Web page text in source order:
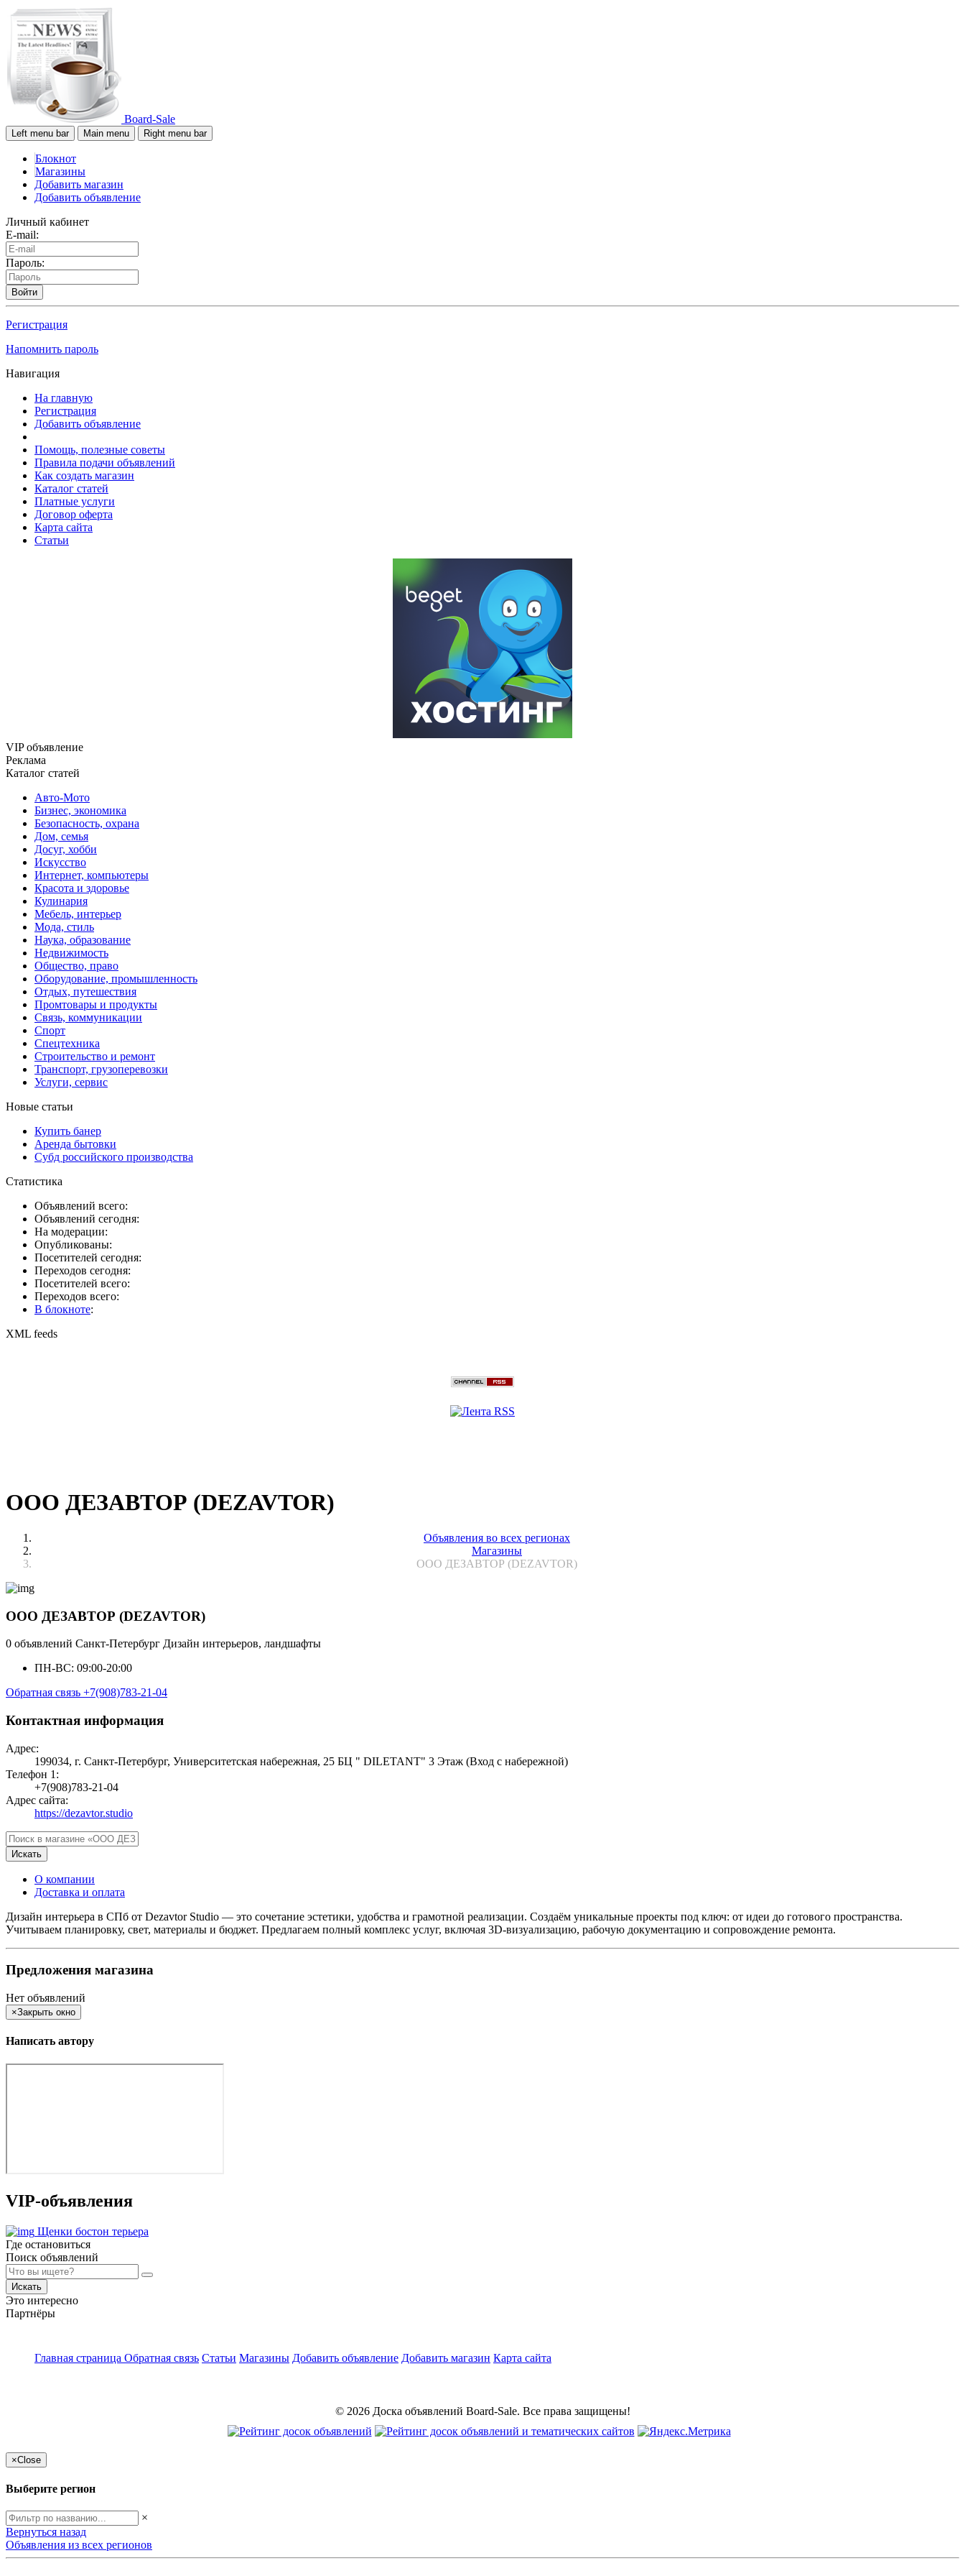
Board-Sale
Left menu bar Main menu Right menu bar
Блокнот
Магазины
Добавить магазин
Добавить объявление
Личный кабинет
E-mail:
Пароль:
Войти
Регистрация
Напомнить пароль
Навигация
На главную
Регистрация
Добавить объявление
Помощь, полезные советы
Правила подачи объявлений
Как создать магазин
Каталог статей
Платные услуги
Договор оферта
Карта сайта
Статьи
VIP объявление
Реклама
Каталог статей
Авто-Мото
Бизнес, экономика
Безопасность, охрана
Дом, семья
Досуг, хобби
Искусство
Интернет, компьютеры
Красота и здоровье
Кулинария
Мебель, интерьер
Мода, стиль
Наука, образование
Недвижимость
Общество, право
Оборудование, промышленность
Отдых, путешествия
Промтовары и продукты
Связь, коммуникации
Спорт
Спецтехника
Строительство и ремонт
Транспорт, грузоперевозки
Услуги, сервис
Новые статьи
Купить банер
Аренда бытовки
Субд российского производства
Статистика
Объявлений всего:
Объявлений сегодня:
На модерации:
Опубликованы:
Посетителей сегодня:
Переходов сегодня:
Посетителей всего:
Переходов всего:
В блокноте:
XML feeds
ООО ДЕЗАВТОР (DEZAVTOR)
Объявления во всех регионах
Магазины
ООО ДЕЗАВТОР (DEZAVTOR)
ООО ДЕЗАВТОР (DEZAVTOR)
0 объявлений Санкт-Петербург Дизайн интерьеров, ландшафты
ПН-ВС: 09:00-20:00
Обратная связь +7(908)783-21-04
Контактная информация
Адрес:
199034, г. Санкт-Петербург, Университетская набережная, 25 БЦ " DILETANT" 3 Этаж (Вход с набережной)
Телефон 1:
+7(908)783-21-04
Адрес сайта:
https://dezavtor.studio
Искать
О компании
Доставка и оплата
Дизайн интерьера в СПб от Dezavtor Studio — это сочетание эстетики, удобства и грамотной реализации. Создаём уникальные проекты под ключ: от идеи до готового пространства.
Учитываем планировку, свет, материалы и бюджет. Предлагаем полный комплекс услуг, включая 3D-визуализацию, рабочую документацию и сопровождение ремонта.
Предложения магазина
Нет объявлений
×Закрыть окно
Написать автору
VIP-объявления
Щенки бостон терьера
Где остановиться
Поиск объявлений
Искать
Это интересно
Партнёры
Главная страница Обратная связь Статьи Магазины Добавить объявление Добавить магазин Карта сайта
© 2026 Доска объявлений Board-Sale. Все права защищены!
×Close
Выберите регион
×
Вернуться назад
Объявления из всех регионов